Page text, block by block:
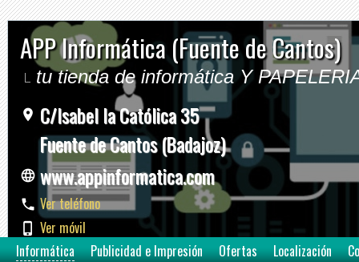
APP Informática (Fuente de Cantos)
tu tienda de informática Y
C/Isabel la Católica 35
Fuente de Cantos (Badajoz)
www.appinformatica.com
Ver teléfono
Ver móvil
Informática
Publicidad e Impresión Ofertas Localización